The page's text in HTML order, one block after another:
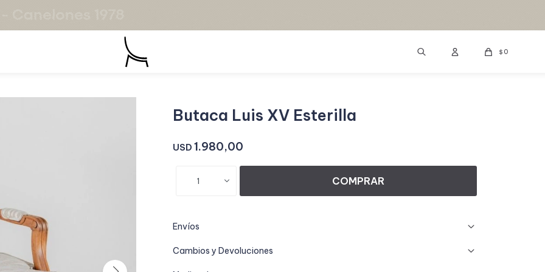
$ 0
Butaca Luis XV Esterilla
USD 1.980,00
1 COMPRAR
Envíos
Cambios y Devoluciones